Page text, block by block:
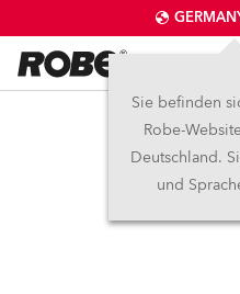
Sie befinden
Robe-
Deutschland.
und
ROBIN®